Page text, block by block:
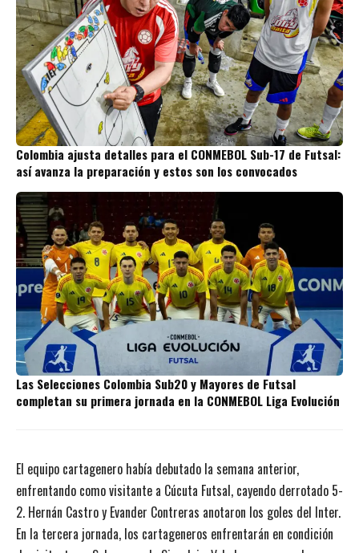
Colombia ajusta detalles para el CONMEBOL Sub-17 de Futsal:
así avanza la preparación y estos son los convocados
Las Selecciones Colombia Sub20 y Mayores de Futsal
completan su primera jornada en la CONMEBOL Liga Evolución
El equipo cartagenero había debutado la semana anterior,
enfrentando como visitante a Cúcuta Futsal, cayendo derrotado 5-
2. Hernán Castro y Evander Contreras anotaron los goles del Inter.
En la tercera jornada, los cartageneros enfrentarán en condición